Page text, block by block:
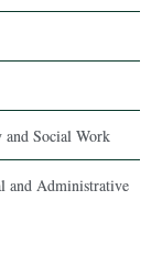
and Social Work
and Administrative